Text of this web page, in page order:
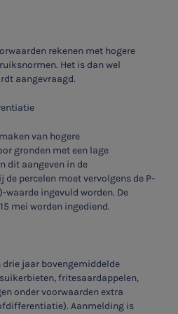
rekenen met hogere
Het is dan wel
aangevraagd.
van hogere
gronden met een lage
dit aangeven in de
de percelen moet vervolgens de P-
waarde ingevuld worden. De
mei worden ingediend.
jaar bovengemiddelde
fritesaardappelen,
onder voorwaarden extra
Aanmelding is